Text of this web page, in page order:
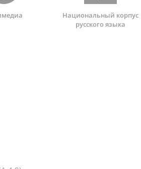
Национальный корпус
русского языка